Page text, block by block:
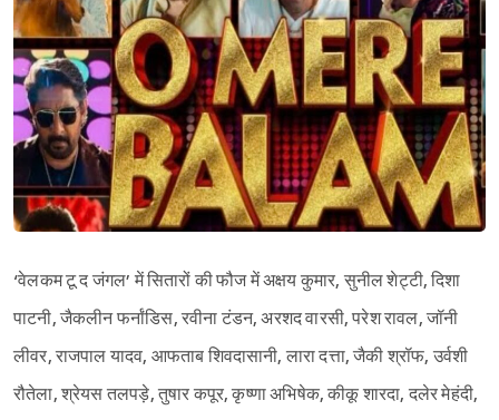
‘वेलकम टू द जंगल’ में सितारों की फौज में अक्षय कुमार, सुनील शेट्टी, दिशा
पाटनी, जैकलीन फर्नांडिस, रवीना टंडन, अरशद वारसी, परेश रावल, जॉनी
लीवर, राजपाल यादव, आफताब शिवदासानी, लारा दत्ता, जैकी श्रॉफ, उर्वशी
रौतेला, श्रेयस तलपड़े, तुषार कपूर, कृष्णा अभिषेक, कीकू शारदा, दलेर मेहंदी,